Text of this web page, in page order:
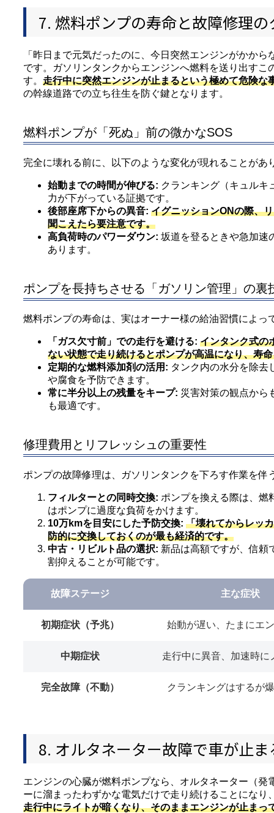
7. 燃料ポンプの寿命と故障修理
「昨日まで元気だったのに、今日突然エンジンがかか
です。ガソリンタンクからエンジンへ燃料を送り出す
す。 走行中に突然エンジンが止まるという極めて危険な
の幹線道路での立ち往生を防ぐ鍵となります。
燃料ポンプが「死ぬ」前の微かなSOS
完全に壊れる前に、以下のような変化が現れることがあ
始動までの時間が伸びる: クランキング（キュルキ
力が下がっている証拠です。
後部座席下からの異音: イグニッションONの際、
聞こえたら要注意です。
高負荷時のパワーダウン: 坂道を登るときや急加速
あります。
ポンプを長持ちさせる「ガソリン管理」の裏
燃料ポンプの寿命は、実はオーナー様の給油習慣によっ
「ガス欠寸前」での走行を避ける: インタンク式の
ない状態で走り続けるとポンプが高温になり、寿
定期的な燃料添加剤の活用: タンク内の水分を除去
や腐食を予防できます。
常に半分以上の残量をキープ: 災害対策の観点から
も最適です。
修理費用とリフレッシュの重要性
ポンプの故障修理は、ガソリンタンクを下ろす作業を
フィルターとの同時交換: ポンプを換える際は、燃
はポンプに過度な負荷をかけます。
10万kmを目安にした予防交換: 「壊れてからレッ
防的に交換しておくのが最も経済的です。
中古・リビルト品の選択: 新品は高額ですが、信頼
割抑えることが可能です。
故障ステージ 主な症状
初期症状（予兆） 始動が遅い、たまにエ
中期症状 走行中に異音、加速時に
完全故障（不動） クランキングはするが
8. オルタネーター故障で車が止
エンジンの心臓が燃料ポンプなら、オルタネーター（
ーに溜まったわずかな電気だけで走り続けることにな
走行中にライトが暗くなり、そのままエンジンが止まっ